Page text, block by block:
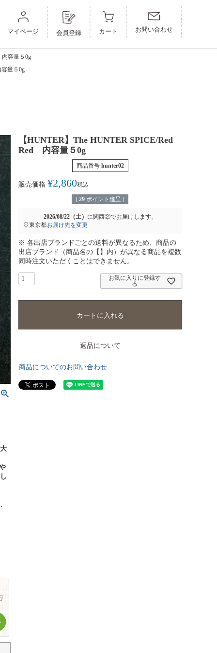
マイページ 会員登録 カート お問い合わせ
内容量５0g
内容量５0g
量５0g
【HUNTER】The HUNTER SPICE/Red
Red 内容量５0g
商品番号 hunter02
販売価格 ¥2,860税込
[ 29 ポイント進呈 ]
2026/08/22（土） に関西②でお届けします。
東京都お届け先を変更
※ 各出店ブランドごとの送料が異なるため、商品の
出店ブランド（商品名の【】内）が異なる商品を複数
同時注文いただくことはできません。
お気に入りに登録す
る
カートに入れる
返品について
商品についてのお問い合わせ